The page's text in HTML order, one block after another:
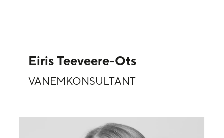
Eiris Teeveere-Ots
VANEMKONSULTANT